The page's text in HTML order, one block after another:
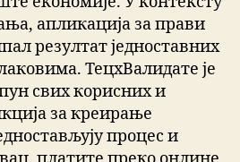
апликација за прави
резултат једноставних
ТецхВалидате је
свих корисних и
за креирање
процес и